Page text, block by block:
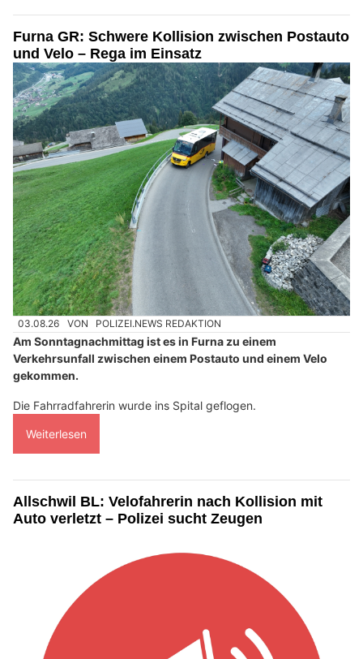
Furna GR: Schwere Kollision zwischen Postauto
und Velo – Rega im Einsatz
03.08.26 VON POLIZEI.NEWS REDAKTION
Am Sonntagnachmittag ist es in Furna zu einem
Verkehrsunfall zwischen einem Postauto und einem Velo
gekommen.
Die Fahrradfahrerin wurde ins Spital geflogen.
Weiterlesen
Allschwil BL: Velofahrerin nach Kollision mit
Auto verletzt – Polizei sucht Zeugen